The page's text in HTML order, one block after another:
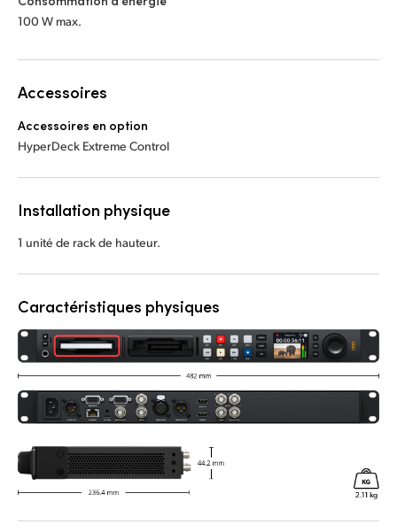
100 W max.
Accessoires
Accessoires en option
HyperDeck Extreme Control
Installation physique
1 unité de rack de hauteur.
Caractéristiques physiques